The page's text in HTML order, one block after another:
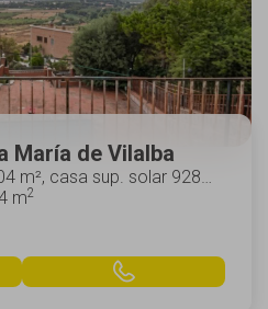
María de Vilalba
m², casa sup. solar 928
hab. individ.: 2, ...
m2